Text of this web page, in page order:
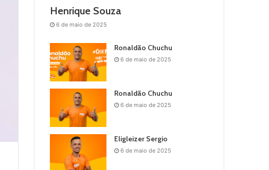
Henrique Souza
6 de maio de 2025
Ronaldão Chuchu
6 de maio de 2025
Ronaldão Chuchu
6 de maio de 2025
Eligleizer Sergio
6 de maio de 2025